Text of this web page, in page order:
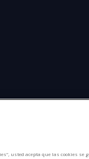
usted acepta que las cookies